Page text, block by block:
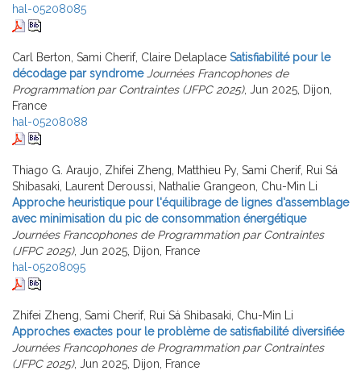
hal-05208085
Carl Berton, Sami Cherif, Claire Delaplace Satisfiabilité pour le
décodage par syndrome Journées Francophones de
Programmation par Contraintes (JFPC 2025), Jun 2025, Dijon,
France
hal-05208088
Thiago G. Araujo, Zhifei Zheng, Matthieu Py, Sami Cherif, Rui Sá
Shibasaki, Laurent Deroussi, Nathalie Grangeon, Chu-Min Li
Approche heuristique pour l'équilibrage de lignes d'assemblage
avec minimisation du pic de consommation énergétique
Journées Francophones de Programmation par Contraintes
(JFPC 2025), Jun 2025, Dijon, France
hal-05208095
Zhifei Zheng, Sami Cherif, Rui Sá Shibasaki, Chu-Min Li
Approches exactes pour le problème de satisfiabilité diversifiée
Journées Francophones de Programmation par Contraintes
(JFPC 2025), Jun 2025, Dijon, France